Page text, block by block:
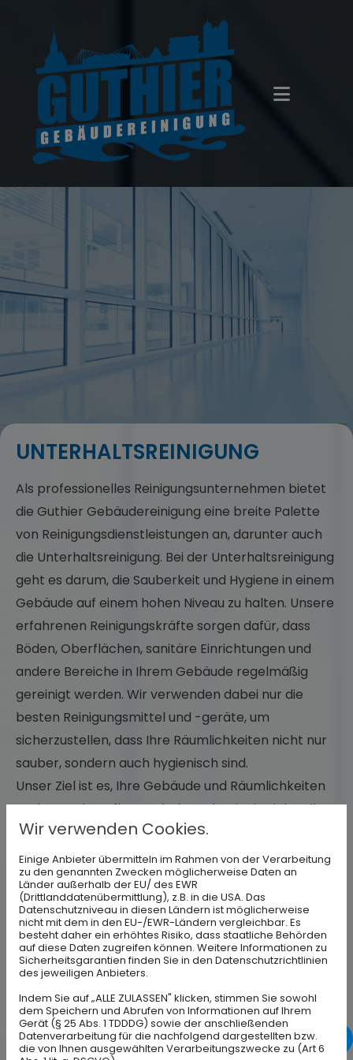
UNTERHALTSREINIGUNG
Als professionelles Reinigungsunternehmen bietet
die Guthier Gebäudereinigung eine breite Palette
von Reinigungsdienstleistungen an, darunter auch
die Unterhaltsreinigung. Bei der Unterhaltsreinigung
geht es darum, die Sauberkeit und Hygiene in einem
Gebäude auf einem hohen Niveau zu halten. Unsere
erfahrenen Reinigungskräfte sorgen dafür, dass
Böden, Oberflächen, sanitäre Einrichtungen und
andere Bereiche in Ihrem Gebäude regelmäßig
gereinigt werden. Wir verwenden dabei nur die
besten Reinigungsmittel und -geräte, um
sicherzustellen, dass Ihre Räumlichkeiten nicht nur
sauber, sondern auch hygienisch sind.
Unser Ziel ist es, Ihre Gebäude und Räumlichkeiten
sauber und gepflegt zu halten, damit Sie sich voll
und ganz auf Ihr Kerngeschäft konzentrieren
können. Wir passen unsere Reinigungspläne an Ihre
individuellen Bedürfnisse an und arbeiten mit Ihnen
zusammen, um sicherzustellen, dass Sie die
bestmögliche Reinigungslösung erhalten. Mit der
Unterhaltsreinigung von Guthier Gebäudereinigung
können Sie sicher sein, dass Ihre Räumlichkeiten
immer sauber und einladend aussehen.
Kontaktieren Sie uns noch heute, um mehr über
unsere Reinigungsdienstleistungen zu erfahren und
Wir verwenden Cookies.
Einige Anbieter übermitteln im Rahmen von der Verarbeitung
zu den genannten Zwecken möglicherweise Daten an
Länder außerhalb der EU/ des EWR
(Drittlanddatenübermittlung), z.B. in die USA. Das
Datenschutzniveau in diesen Ländern ist möglicherweise
nicht mit dem in den EU-/EWR-Ländern vergleichbar. Es
besteht daher ein erhöhtes Risiko, dass staatliche Behörden
auf diese Daten zugreifen können. Weitere Informationen zu
Sicherheitsgarantien finden Sie in den Datenschutzrichtlinien
des jeweiligen Anbieters.
Indem Sie auf „ALLE ZULASSEN" klicken, stimmen Sie sowohl
dem Speichern und Abrufen von Informationen auf Ihrem
Gerät (§ 25 Abs. 1 TDDDG) sowie der anschließenden
Datenverarbeitung für die nachfolgend dargestellten bzw.
die von Ihnen ausgewählten Verarbeitungszwecke zu (Art 6